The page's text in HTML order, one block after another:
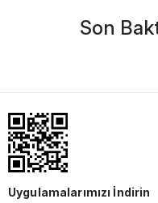
Son
Uygulamalarımızı İndirin